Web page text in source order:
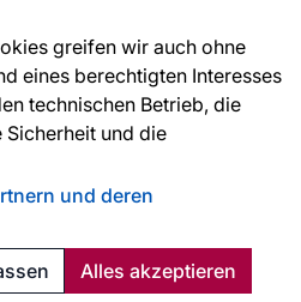
greifen wir auch ohne
eines berechtigten Interesses
technischen Betrieb, die
und die
und deren
Alles akzeptieren
von: